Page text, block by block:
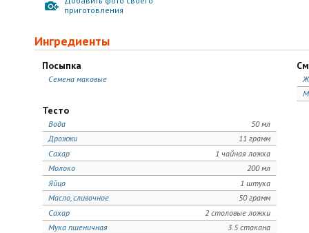
приготовления
Ингредиенты
Посыпка
Семена маковые
Тесто
50 мл
Вода
11 грамм
Дрожжи
1 чайная ложка
Сахар
200 мл
Молоко
1 штука
Яйцо
50 грамм
Масло, сливочное
2 столовые ложки
Сахар
3.5 стакана
Мука пшеничная